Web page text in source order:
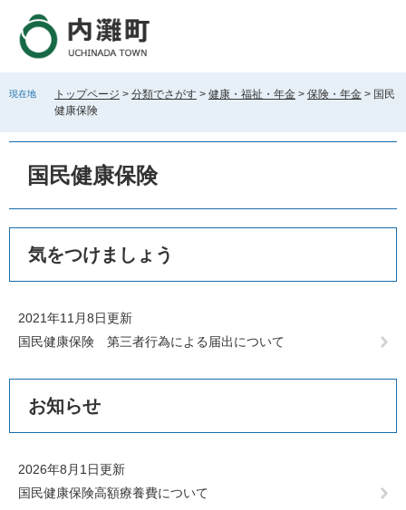
す
し
現在地 トップページ > 分類でさがす > 健康・福祉・年金 > 保険・年金 > 国民
健康保険
国民健康保険
気をつけましょう
2021年11月8日更新
国民健康保険 第三者行為による届出について
お知らせ
2026年8月1日更新
国民健康保険高額療養費について